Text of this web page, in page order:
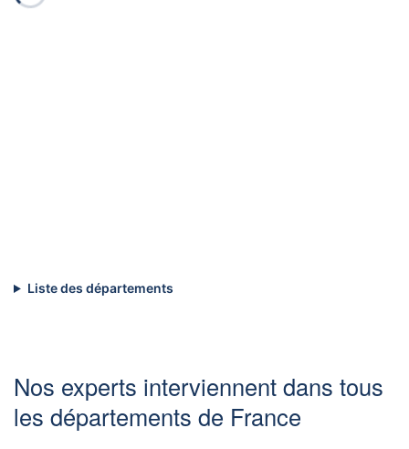
Liste des départements
Nos experts interviennent dans tous
les départements de France